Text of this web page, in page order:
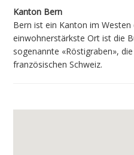
Kanton Bern
Bern ist ein Kanton im
einwohnerstärkste Ort ist die
sogenannte «Röstigraben»,
französischen Schweiz.